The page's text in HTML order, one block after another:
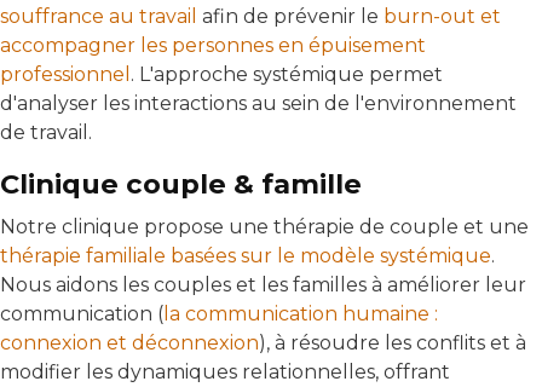
souffrance au travail afin de prévenir le burn-out et
accompagner les personnes en épuisement
professionnel . L'approche systémique permet
d'analyser les interactions au sein de l'environnement
de travail.
Clinique couple & famille
Notre clinique propose une thérapie de couple et une
thérapie familiale basées sur le modèle systémique.
Nous aidons les couples et les familles à améliorer leur
communication ( la communication humaine :
connexion et déconnexion), à résoudre les conflits et à
modifier les dynamiques relationnelles, offrant